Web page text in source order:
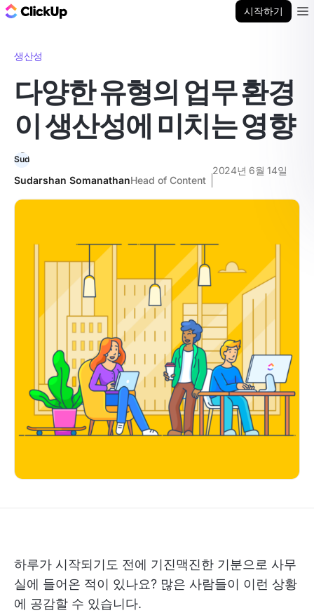
시작하기
생산성
다양한 유형의 업무 환경
이 생산성에 미치는 영향
Sudarshan SomanathanHead of Content
2024년 6월 14일
하루가 시작되기도 전에 기진맥진한 기분으로 사무
실에 들어온 적이 있나요? 많은 사람들이 이런 상황
에 공감할 수 있습니다.